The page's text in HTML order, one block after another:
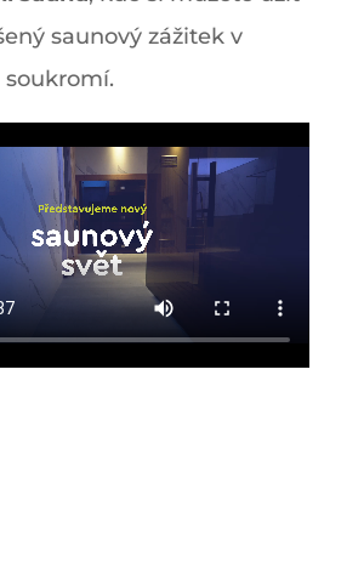
saunový zážitek v